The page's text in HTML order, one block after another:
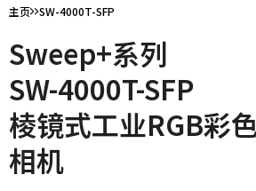
主页 SW-4000T-SFP
Sweep+系列
SW-4000T-SFP
棱镜式工业RGB彩
相机